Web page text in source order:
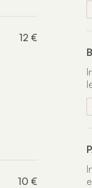
12 €
10 €